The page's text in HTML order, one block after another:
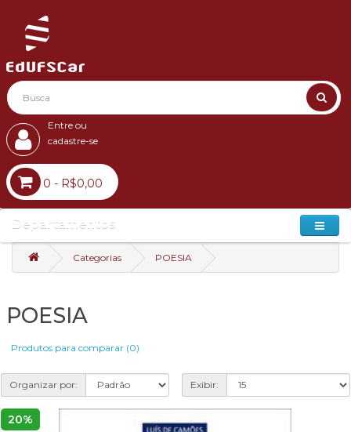
Entre ou
cadastre-se
0 - R$0,00
Departamentos
Categorias POESIA
POESIA
Produtos para comparar (0)
Organizar por: Exibir:
20%